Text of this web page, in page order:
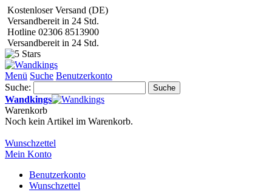
Kostenloser Versand (DE)
Versandbereit in 24 Std.
Hotline 02306 8513900
Versandbereit in 24 Std.
Menü Suche Benutzerkonto
Suche:
Suche
Wandkings
Warenkorb
Noch kein Artikel im Warenkorb.
Wunschzettel
Mein Konto
Benutzerkonto
Wunschzettel